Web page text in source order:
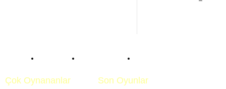
Çok Oynananlar Son Oyunlar